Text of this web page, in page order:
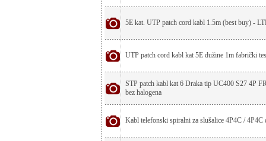
5E kat. UTP patch cord kabl 1.5m (best buy) -
UTP patch cord kabl kat 5E dužine 1m fabrički
STP patch kabl kat 6 Draka tip UC400 S27 4P
bez halogena
Kabl telefonski spiralni za slušalice 4P4C / 4P4C